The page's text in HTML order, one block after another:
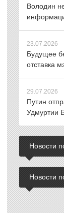
Володин
23.07.2026
Будущее
отставка
29.07.2026
Путин
Удмуртии
Новости
Новости